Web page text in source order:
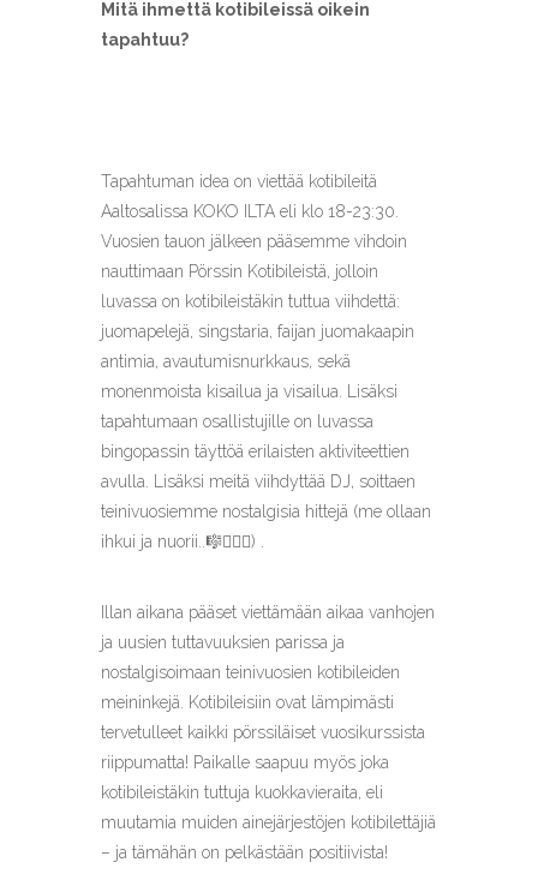
Mitä ihmettä kotibileissä oikein
tapahtuu?
Tapahtuman idea on viettää kotibileitä
Aaltosalissa KOKO ILTA eli klo 18-23:30.
Vuosien tauon jälkeen pääsemme vihdoin
nauttimaan Pörssin Kotibileistä, jolloin
luvassa on kotibileistäkin tuttua viihdettä:
juomapelejä, singstaria, faijan juomakaapin
antimia, avautumisnurkkaus, sekä
monenmoista kisailua ja visailua. Lisäksi
tapahtumaan osallistujille on luvassa
bingopassin täyttöä erilaisten aktiviteettien
avulla. Lisäksi meitä viihdyttää DJ, soittaen
teinivuosiemme nostalgisia hittejä (me ollaan
ihkui ja nuorii..🎼💁🏼‍♀️) .
Illan aikana pääset viettämään aikaa vanhojen
ja uusien tuttavuuksien parissa ja
nostalgisoimaan teinivuosien kotibileiden
meininkejä. Kotibileisiin ovat lämpimästi
tervetulleet kaikki pörssiläiset vuosikurssista
riippumatta! Paikalle saapuu myös joka
kotibileistäkin tuttuja kuokkavieraita, eli
muutamia muiden ainejärjestöjen kotibilettäjiä
– ja tämähän on pelkästään positiivista!